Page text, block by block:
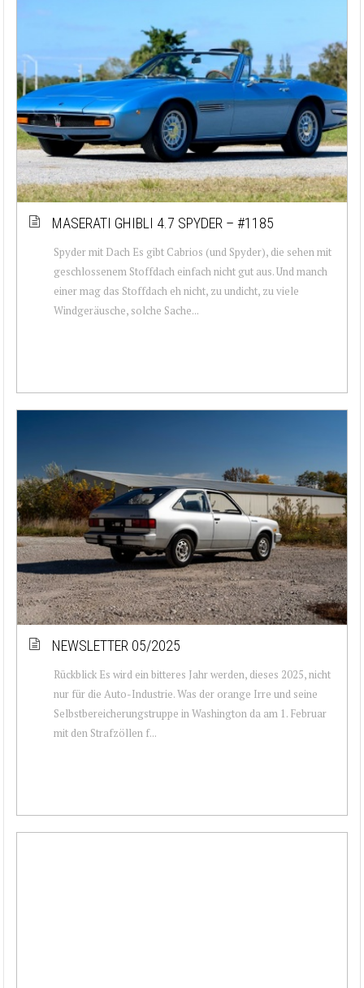
MASERATI GHIBLI 4.7 SPYDER – #1185
Spyder mit Dach Es gibt Cabrios (und Spyder), die sehen mit
geschlossenem Stoffdach einfach nicht gut aus. Und manch
einer mag das Stoffdach eh nicht, zu undicht, zu viele
Windgeräusche, solche Sache...
NEWSLETTER 05/2025
Rückblick Es wird ein bitteres Jahr werden, dieses 2025, nicht
nur für die Auto-Industrie. Was der orange Irre und seine
Selbstbereicherungstruppe in Washington da am 1. Februar
mit den Strafzöllen f...